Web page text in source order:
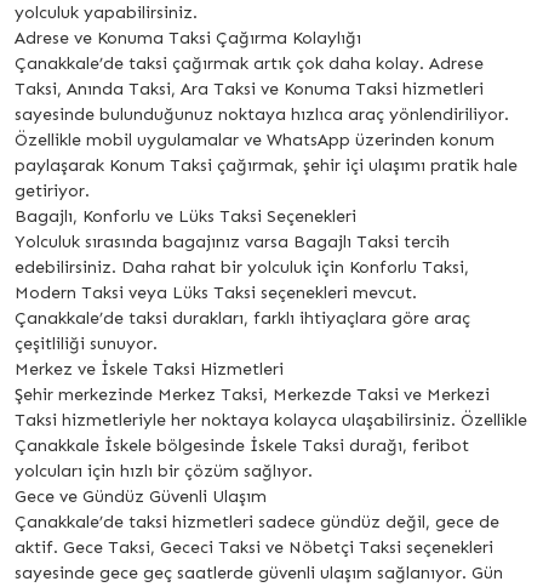
yolculuk yapabilirsiniz.
Adrese ve Konuma Taksi Çağırma Kolaylığı
Çanakkale’de taksi çağırmak artık çok daha kolay. Adrese
Taksi, Anında Taksi, Ara Taksi ve Konuma Taksi hizmetleri
sayesinde bulunduğunuz noktaya hızlıca araç yönlendiriliyor.
Özellikle mobil uygulamalar ve WhatsApp üzerinden konum
paylaşarak Konum Taksi çağırmak, şehir içi ulaşımı pratik hale
getiriyor.
Bagajlı, Konforlu ve Lüks Taksi Seçenekleri
Yolculuk sırasında bagajınız varsa Bagajlı Taksi tercih
edebilirsiniz. Daha rahat bir yolculuk için Konforlu Taksi,
Modern Taksi veya Lüks Taksi seçenekleri mevcut.
Çanakkale’de taksi durakları, farklı ihtiyaçlara göre araç
çeşitliliği sunuyor.
Merkez ve İskele Taksi Hizmetleri
Şehir merkezinde Merkez Taksi, Merkezde Taksi ve Merkezi
Taksi hizmetleriyle her noktaya kolayca ulaşabilirsiniz. Özellikle
Çanakkale İskele bölgesinde İskele Taksi durağı, feribot
yolcuları için hızlı bir çözüm sağlıyor.
Gece ve Gündüz Güvenli Ulaşım
Çanakkale’de taksi hizmetleri sadece gündüz değil, gece de
aktif. Gece Taksi, Gececi Taksi ve Nöbetçi Taksi seçenekleri
sayesinde gece geç saatlerde güvenli ulaşım sağlanıyor. Gün